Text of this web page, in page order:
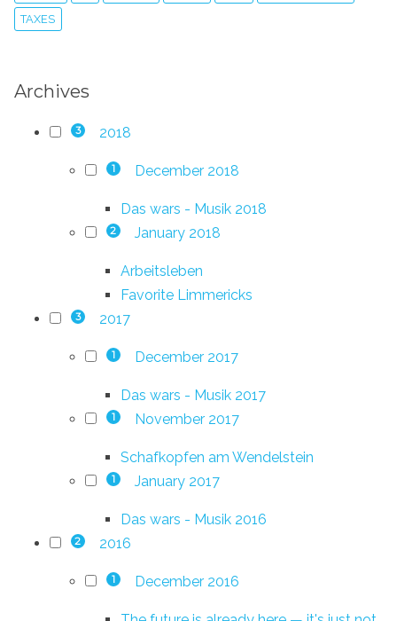
TAXES
Archives
3 2018
1 December 2018
Das wars - Musik 2018
2 January 2018
Arbeitsleben
Favorite Limmericks
3 2017
1 December 2017
Das wars - Musik 2017
1 November 2017
Schafkopfen am Wendelstein
1 January 2017
Das wars - Musik 2016
2 2016
1 December 2016